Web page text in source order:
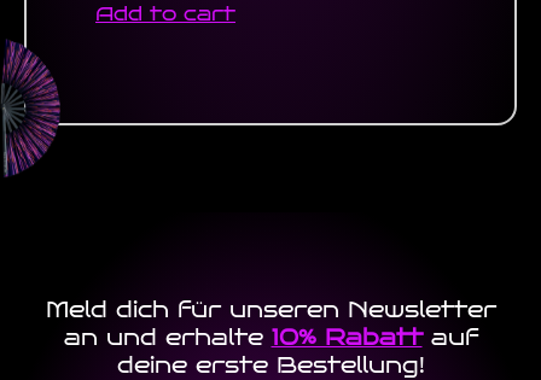
Add to cart
Meld dich für unseren Newsletter
an und erhalte 10% Rabattauf
deine erste Bestellung!